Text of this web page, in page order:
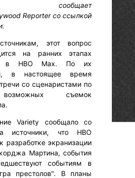
сообщает
Reporter со ссылкой
этот вопрос
на ранних этапах
в HBO Max. По их
в настоящее время
со сценаристами по
съемок
Variety сообщало со
источники, что HBO
разработке экранизации
Мартина, события
событиям в
престолов". В планы